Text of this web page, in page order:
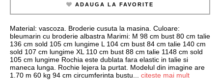
ADAUGA LA FAVORITE
Material: vascoza. Broderie cusuta la masina. Culoare:
bleumarin cu broderie albastra Marimi: M 98 cm bust 80 cm talie
136 cm sold 105 cm lungime L 104 cm bust 84 cm talie 140 cm
sold 107 cm lungime XL 110 cm bust 88 cm talie 1148 cm sold
105 cm lungime Rochia este dublata fara elastic in talie si
maneca lunga. Rochie lejera la purtat. Modelul din imagine are
1.70 m 60 kg 94 cm circumferinta bustu
citeste mai mult